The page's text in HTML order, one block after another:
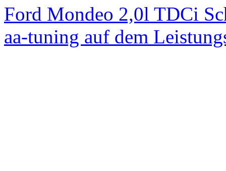
Ford Mondeo 2,0l TDCi
aa-tuning auf dem